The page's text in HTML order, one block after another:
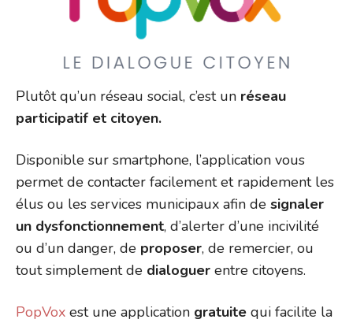
Plutôt qu’un réseau social, c’est un réseau
participatif et citoyen.
Disponible sur smartphone, l’application vous
permet de contacter facilement et rapidement les
élus ou les services municipaux afin de signaler
un dysfonctionnement, d’alerter d’une incivilité
ou d’un danger, de proposer, de remercier, ou
tout simplement de dialoguer entre citoyens.
PopVox est une application gratuite qui facilite la